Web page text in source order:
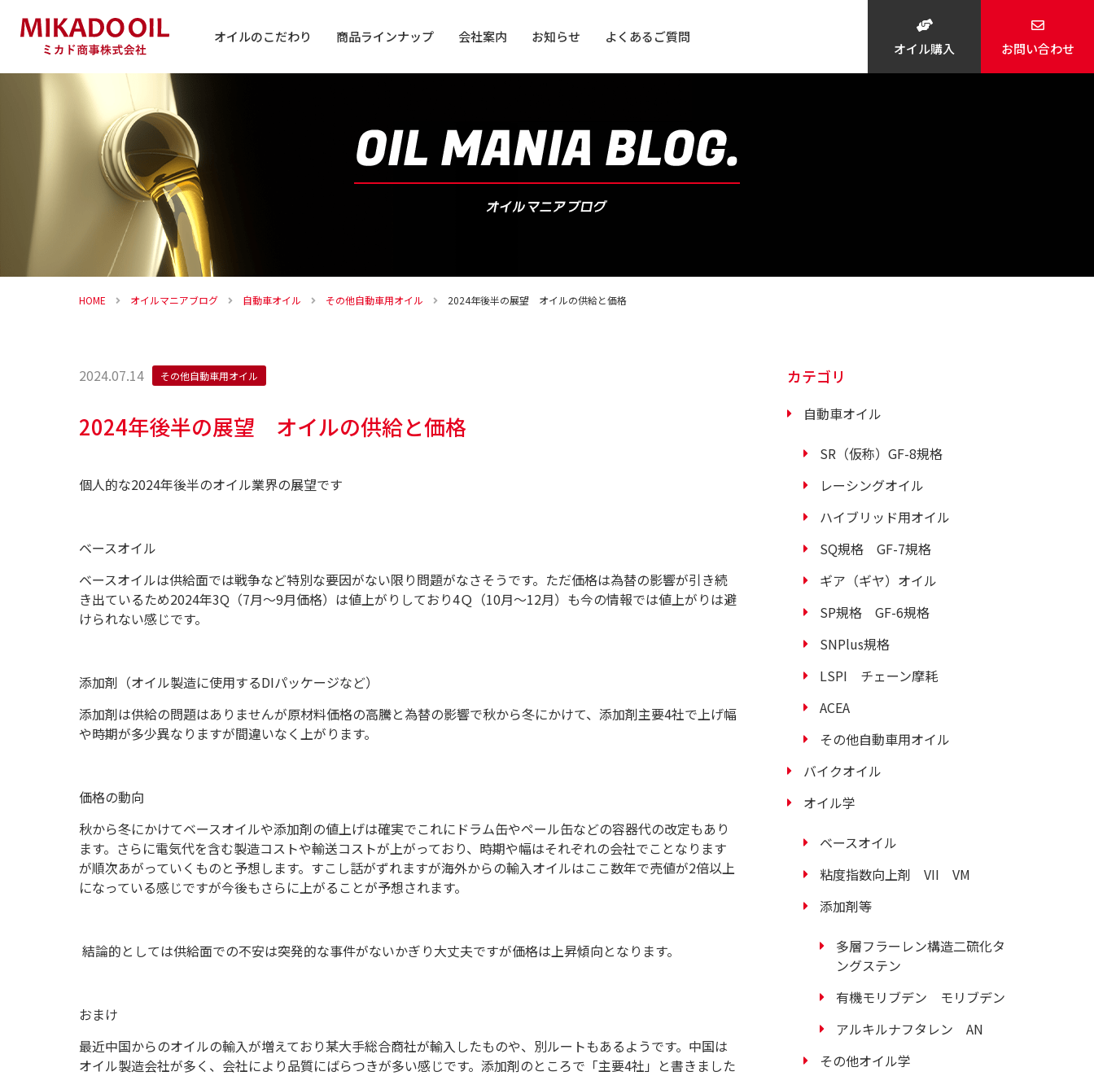
オイルのこだわり 商品ラインナップ
バイク用オイル
会社案内 お知らせ よくあるご質問
オイル購入 お問い合わせ
HOME オイルマニアブログ 自動車オイル その他自動車用オイル 2024年後半の展望 オイルの供給と価格
2024.07.14 その他自動車用オイル
2024年後半の展望 オイルの供給と価格
個人的な2024年後半のオイル業界の展望です
ベースオイル
ベースオイルは供給面では戦争など特別な要因がない限り問題がなさそうです。ただ価格は為替の影響が引き続
き出ているため2024年3Q（7月～9月価格）は値上がりしており4Ｑ（10月～12月）も今の情報では値上がりは避
けられない感じです。
添加剤（オイル製造に使用するDIパッケージなど）
添加剤は供給の問題はありませんが原材料価格の高騰と為替の影響で秋から冬にかけて、添加剤主要4社で上げ幅
や時期が多少異なりますが間違いなく上がります。
価格の動向
秋から冬にかけてベースオイルや添加剤の値上げは確実でこれにドラム缶やペール缶などの容器代の改定もあり
ます。さらに電気代を含む製造コストや輸送コストが上がっており、時期や幅はそれぞれの会社でことなります
が順次あがっていくものと予想します。すこし話がずれますが海外からの輸入オイルはここ数年で売値が2倍以上
になっている感じですが今後もさらに上がることが予想されます。
結論的としては供給面での不安は突発的な事件がないかぎり大丈夫ですが価格は上昇傾向となります。
おまけ
最近中国からのオイルの輸入が増えており某大手総合商社が輸入したものや、別ルートもあるようです。中国は
オイル製造会社が多く、会社により品質にばらつきが多い感じです。添加剤のところで「主要4社」と書きました
カテゴリ
自動車オイル
SR（仮称）GF-8規格
レーシングオイル
ハイブリッド用オイル
SQ規格 GF-7規格
ギア（ギヤ）オイル
SP規格 GF-6規格
SNPlus規格
LSPI チェーン摩耗
ACEA
その他自動車用オイル
バイクオイル
オイル学
ベースオイル
粘度指数向上剤 VII VM
添加剤等
多層フラーレン構造二硫化タ
ングステン
有機モリブデン モリブデン
アルキルナフタレン AN
その他オイル学